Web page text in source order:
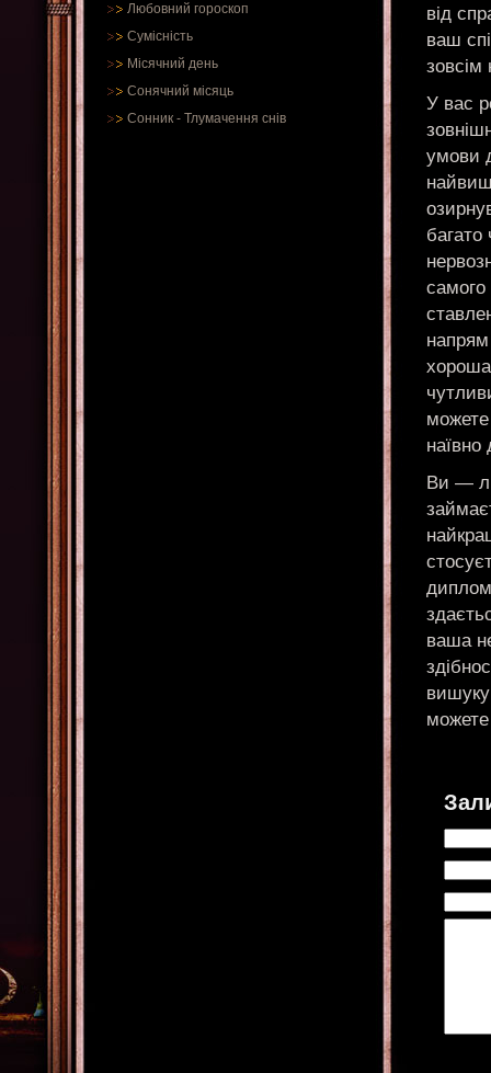
Любовний гороскоп
Сумісність
Місячний день
Сонячний місяць
Сонник - Тлумачення снів
від
ваш
зовсім
У вас
умови
багато
самого
напрям
хороша
можете
Ви —
ваша